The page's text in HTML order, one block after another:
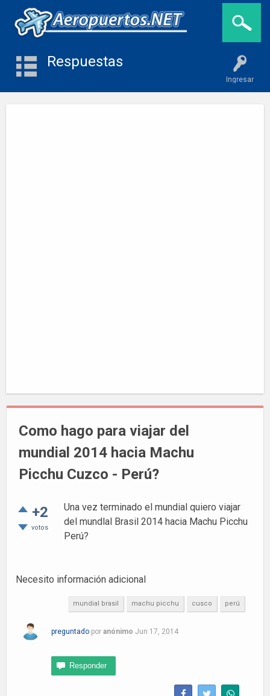
Ingresar
Respuestas
Como hago para viajar del
mundial 2014 hacia Machu
Picchu Cuzco - Perú?
+2
votos
Una vez terminado el mundial quiero viajar
del mundlal Brasil 2014 hacia Machu Picchu
Perú?
Necesito información adicional
mundial brasil machu picchu cusco perú
preguntado por anónimo Jun 17, 2014